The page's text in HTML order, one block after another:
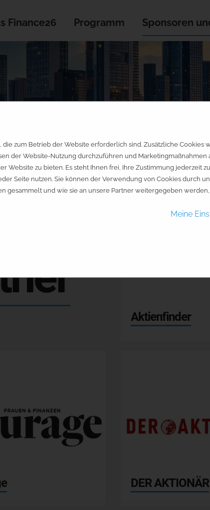
Finance26 Programm Sponsoren
Aktienfinder
Aktienfinder
DER AKTIONÄR
DER AKTIONÄR
Finanztrends
zum Betrieb der Website erforderlich sind. Zusätzliche
der Website-Nutzung durchzuführen und Marketingmaßnahmen
Website zu bieten. Es steht Ihnen frei, Ihre Zustimmung jederzeit
Seite nutzen. Sie können der Verwendung von Cookies durch
gesammelt und wie sie an unsere Partner weitergegeben
Meine